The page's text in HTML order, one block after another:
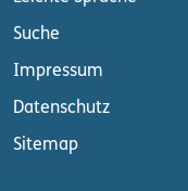
Suche
Impressum
Datenschutz
Sitemap